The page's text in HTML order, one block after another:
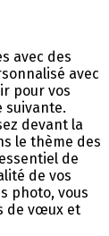
avec des
avec
pour vos
suivante.
devant la
le thème des
de
de vos
photo, vous
de vœux et